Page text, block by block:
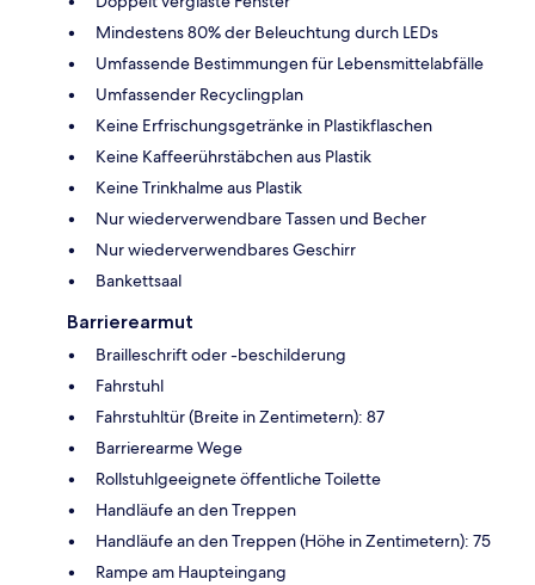
Mindestens 80% der Beleuchtung durch LEDs
Umfassende Bestimmungen für Lebensmittelabfälle
Umfassender Recyclingplan
Keine Erfrischungsgetränke in Plastikflaschen
Keine Kaffeerührstäbchen aus Plastik
Keine Trinkhalme aus Plastik
Nur wiederverwendbare Tassen und Becher
Nur wiederverwendbares Geschirr
Bankettsaal
Barrierearmut
Brailleschrift oder -beschilderung
Fahrstuhl
Fahrstuhltür (Breite in Zentimetern): 87
Barrierearme Wege
Rollstuhlgeeignete öffentliche Toilette
Handläufe an den Treppen
Handläufe an den Treppen (Höhe in Zentimetern): 75
Rampe am Haupteingang